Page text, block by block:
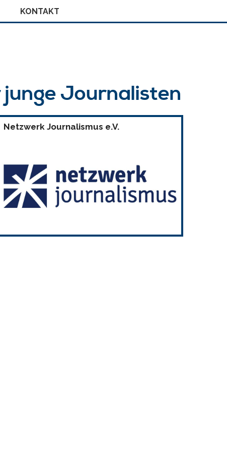
KONTAKT
Journalisten
Netzwerk Journalismus e.V.